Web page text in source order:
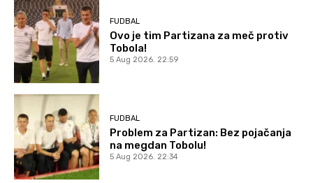
FUDBAL
Ovo je tim Partizana za meč protiv
Tobola!
5 Aug 2026. 22:59
FUDBAL
Problem za Partizan: Bez pojačanja
na megdan Tobolu!
5 Aug 2026. 22:34